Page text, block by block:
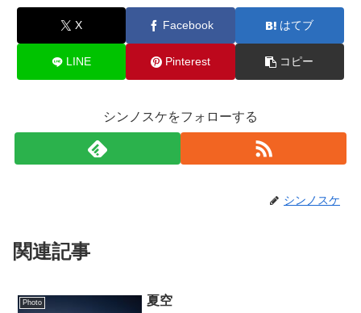
X Facebook はてブ
LINE Pinterest コピー
シンノスケをフォローする
シンノスケ
関連記事
Photo 夏空